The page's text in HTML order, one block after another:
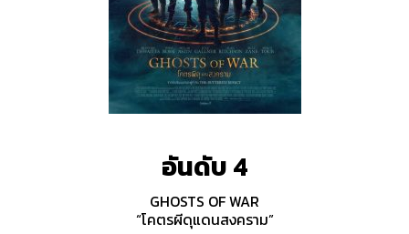
อันดับ 4
GHOSTS OF WAR
“โคตรผีดุแดนสงคราม”